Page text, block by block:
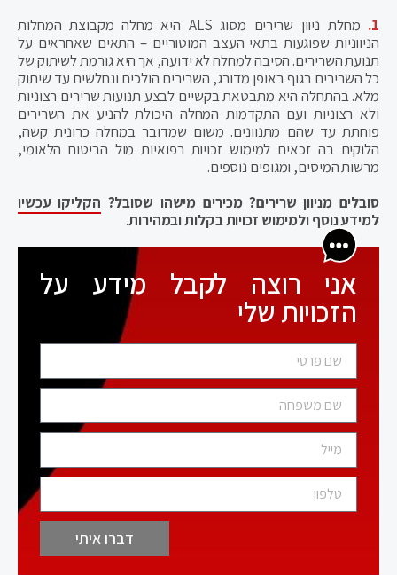
1.
מחלת ניוון שרירים מסוג ALS היא מחלה מקבוצת המחלות
הניווניות שפוגעות בתאי העצב המוטוריים – התאים שאחראים על
תנועת השרירים. הסיבה למחלה לא ידועה, אך היא גורמת לשיתוק של
כל השרירים בגוף באופן מדורג, השרירים הולכים ונחלשים עד שיתוק
מלא. בהתחלה היא מתבטאת בקשיים לבצע תנועות שרירים רצוניות
ולא רצוניות ועם התקדמות המחלה היכולת להניע את השרירים
פוחתת עד שהם מתנוונים. משום שמדובר במחלה כרונית קשה,
הלוקים בה זכאים למימוש זכויות רפואיות מול הביטוח הלאומי,
מרשות המיסים, ומגופים נוספים.
סובלים מניוון שרירים? מכירים מישהו שסובל? הקליקו עכשיו
למידע נוסף ולמימוש זכויות בקלות ובמהירות.
אני רוצה לקבל מידע על
הזכויות שלי
דברו איתי